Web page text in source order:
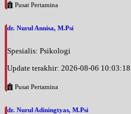
Pusat Pertamina
dr. Nurul Annisa, M.Psi
Spesialis: Psikologi
Update terakhir: 2026-08-06 10:03:18
Pusat Pertamina
dr. Nurul Adiningtyas, M.Psi